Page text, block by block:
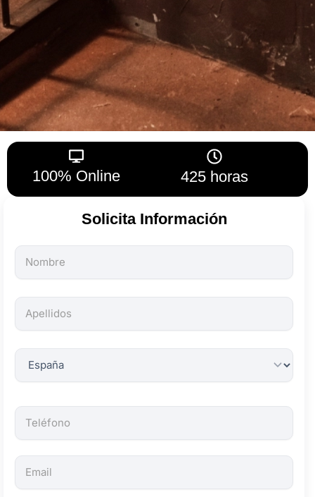
100% Online 425 horas
Solicita Información
Todos
los
son
obligatorios.